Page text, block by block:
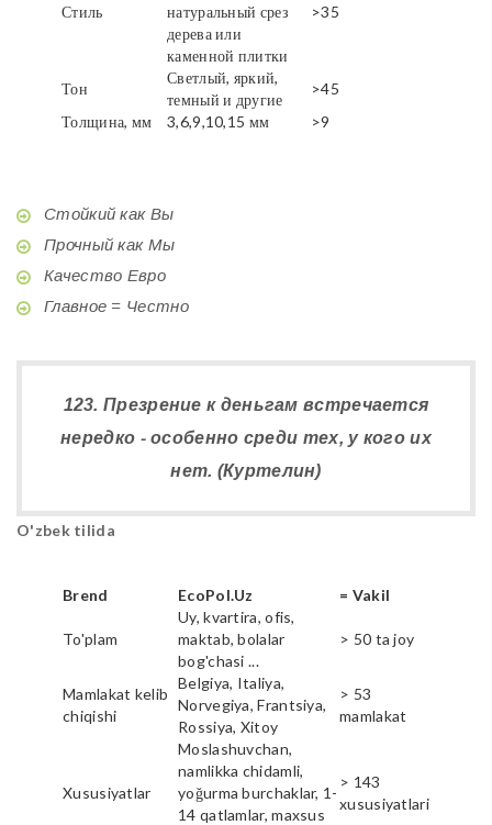
Стиль
натуральный срез
дерева или
каменной плитки
>35
Тон
Светлый, яркий,
темный и другие
>45
Толщина, мм
3,6,9,10,15 мм >9
Стойкий как Вы
Прочный как Мы
Качество Евро
Главное = Честно
123. Презрение к деньгам встречается
нередко - особенно среди тех, у кого их
нет. (Куртелин)
O'zbek tilida
Brend EcoPol.Uz = Vakil
To'plam
Uy, kvartira, ofis,
maktab, bolalar
bog'chasi ...
> 50 ta joy
Mamlakat kelib
chiqishi
Belgiya, Italiya,
Norvegiya, Frantsiya,
Rossiya, Xitoy
> 53
mamlakat
Xususiyatlar
Moslashuvchan,
namlikka chidamli,
yoğurma burchaklar, 1-
14 qatlamlar, maxsus
> 143
xususiyatlari